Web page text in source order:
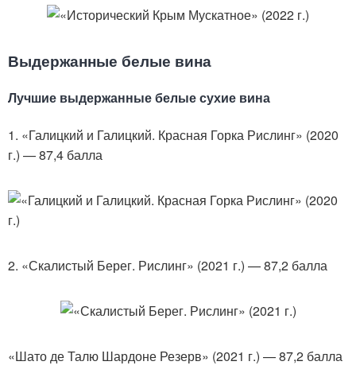
Выдержанные белые вина
Лучшие выдержанные белые сухие вина
1. «Галицкий и Галицкий. Красная Горка Рислинг» (2020
г.) — 87,4 балла
2. «Скалистый Берег. Рислинг» (2021 г.) — 87,2 балла
«Шато де Талю Шардоне Резерв» (2021 г.) — 87,2 балла